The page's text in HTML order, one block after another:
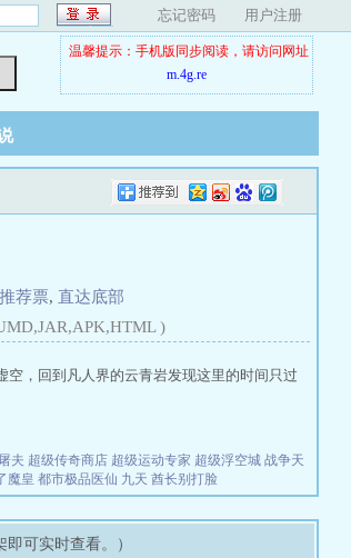
忘记密码 用户注册
温馨提示：手机版同步阅读，请访问网址
m.4g.re
荐票, 直达底部
)
，回到凡人界的云青岩发现这里的时间只过
夫 超级传奇商店 超级运动专家 超级浮空城 战争天
魔皇 都市极品医仙 九天 酋长别打脸
可实时查看。）